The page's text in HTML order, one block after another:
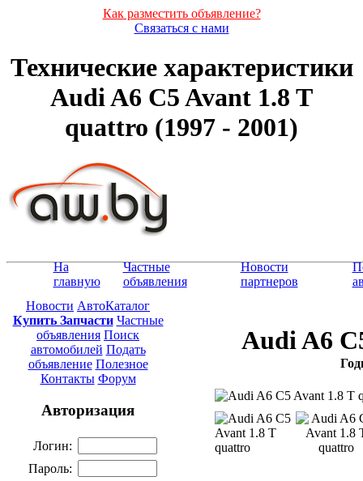
Как разместить объявление?
Связаться с нами
Технические характеристики
Audi A6 C5 Avant 1.8 T
quattro (1997 - 2001)
На
главную
Частные
объявления
Новости
партнеров
Новости АвтоКаталог
Купить Запчасти Частные
объявления Поиск
автомобилей Подать
объявление Полезное
Контакты Форум
Авторизация
Логин:
Пароль:
Audi A6